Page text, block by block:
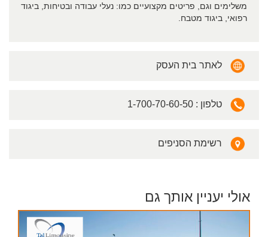
משלימים וגם, פריטים מקצועיים כמו: נעלי עבודה ובטיחות, ביגוד
רפואי, ביגוד מטבח.
לאתר בית העסק
1-700-70-60-50 : טלפון
רשימת הסניפים
אולי יעניין אותך גם